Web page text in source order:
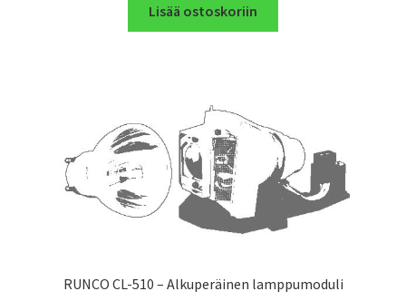
Lisää ostoskoriin
RUNCO CL-510 – Alkuperäinen lamppumoduli